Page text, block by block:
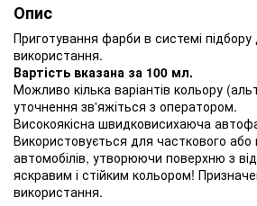
Опис
Приготування фарби в системі підбору
використання.
Вартість вказана за 100 мл.
Можливо кілька варіантів кольору
уточнення зв'яжіться з оператором.
Високоякісна швидковисихаюча
Використовується для часткового
автомобілів, утворюючи поверхню з
яскравим і стійким кольором!
використання.